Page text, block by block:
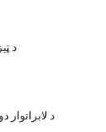
د
د